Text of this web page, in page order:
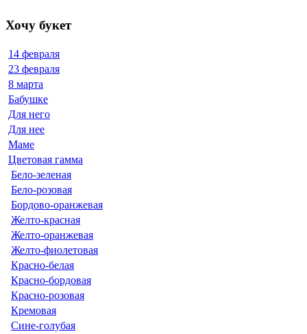
Хочу букет
14 февраля
23 февраля
8 марта
Бабушке
Для него
Для нее
Маме
Цветовая гамма
Бело-зеленая
Бело-розовая
Бордово-оранжевая
Желто-красная
Желто-оранжевая
Желто-фиолетовая
Красно-белая
Красно-бордовая
Красно-розовая
Кремовая
Сине-голубая